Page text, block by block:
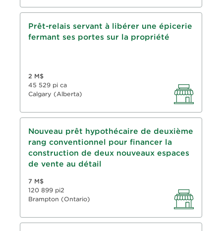
Prêt-relais servant à libérer une épicerie
fermant ses portes sur la propriété
2 M$
45 529 pi ca
Calgary (Alberta)
Prêt-relais conventionnel
Prêt de 2 ans, amortissement des intérêts
Nouveau prêt hypothécaire de deuxième
rang conventionnel pour financer la
construction de deux nouveaux espaces
de vente au détail
7 M$
120 899 pi2
Brampton (Ontario)
Prêt hypothécaire de deuxième rang
conventionnel
Prêt de 5 ans, amortissement de 25 ans
RPV : 54 %